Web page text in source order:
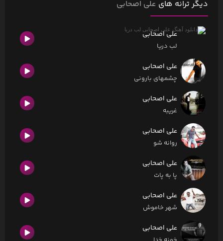
دیگر ترانه های علی اصحابی
علی اصحابی
لب دریا
علی اصحابی
چشمهای بارونی
علی اصحابی
غریبه
علی اصحابی
روانه شو
علی اصحابی
پا به پات
علی اصحابی
شهر خاموش
علی اصحابی